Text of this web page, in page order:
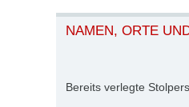
NAMEN, ORTE
Bereits verlegte